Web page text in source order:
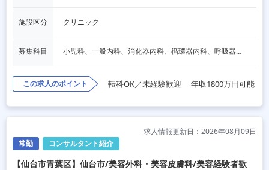
施設区分 クリニック
募集科目 小児科、一般内科、消化器内科、循環器内科、呼吸器内科、血液内科、心療内科、脳神経内科、内分泌内科、老人内科、一般外科、消化器外科、心臓外科、呼吸器外科、脳神経外科、整形外科、形成外科、リハビリテーション科、産婦人科、婦人科、精神科、眼科、耳鼻咽喉科、皮膚科、泌尿器科、放射線科、人工透析、麻酔科、美容外科、人間ドック・検診、その他
この求人のポイント 転科OK／未経験歓迎 年収1800万円可能
常勤 コンサルタント紹介
求人情報更新日：2026年08月09日
【仙台市青葉区】仙台市/美容外科・美容皮膚科/美容経験者歓